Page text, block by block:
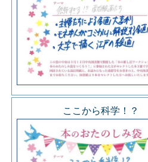
ここから科学！？